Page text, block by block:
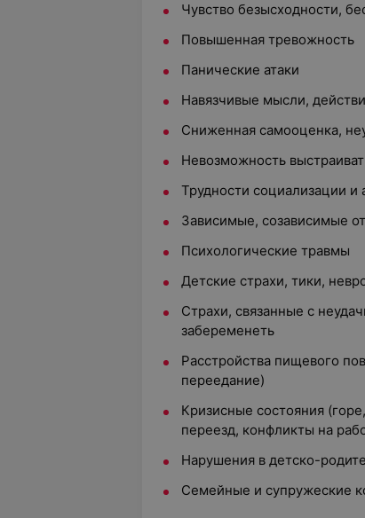
Чувство безысходности,
Повышенная тревожность
Панические атаки
Навязчивые мысли,
Сниженная самооценка,
Невозможность
Трудности социализации и
Зависимые, созависимые
Психологические травмы
Детские страхи, тики,
Страхи, связанные с
забеременеть
Расстройства пищевого
переедание)
Кризисные состояния
переезд, конфликты на
Нарушения в детско-
Семейные и супружеские